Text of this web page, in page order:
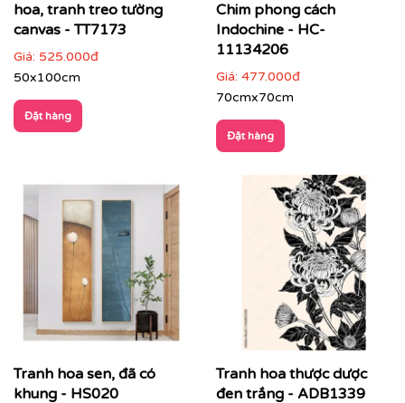
hoa, tranh treo tường
canvas - TT7173
Giá: 525.000đ
50x100cm
Đặt hàng
Chim phong cách
Indochine - HC-
11134206
Giá: 477.000đ
70cmx70cm
Đặt hàng
Tranh hoa sen, đã có
khung - HS020
Tranh hoa thược dược
đen trắng - ADB1339